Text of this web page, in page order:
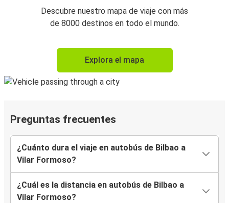
Descubre nuestro mapa de viaje con más
de 8000 destinos en todo el mundo.
Explora el mapa
Preguntas frecuentes
¿Cuánto dura el viaje en autobús de Bilbao a
Vilar Formoso?
¿Cuál es la distancia en autobús de Bilbao a
Vilar Formoso?